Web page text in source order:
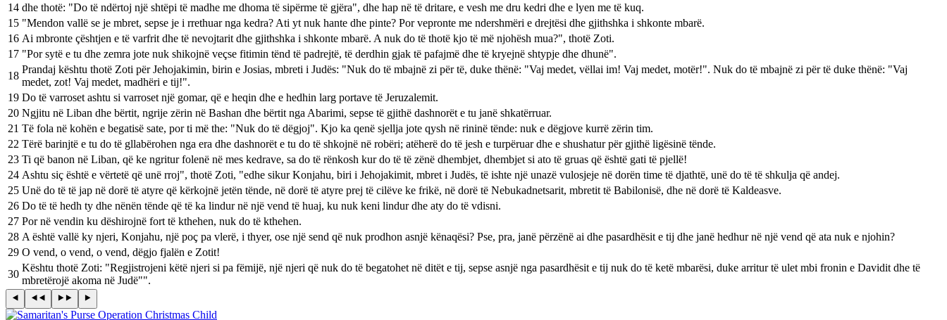
14 dhe thotë: "Do të ndërtoj një shtëpi të madhe me dhoma të sipërme të gjëra", dhe hap në të dritare, e vesh me dru kedri dhe e lyen me të kuq.
15 "Mendon vallë se je mbret, sepse je i rrethuar nga kedra? Ati yt nuk hante dhe pinte? Por vepronte me ndershmëri e drejtësi dhe gjithshka i shkonte mbarë.
16 Ai mbronte çështjen e të varfrit dhe të nevojtarit dhe gjithshka i shkonte mbarë. A nuk do të thotë kjo të më njohësh mua?", thotë Zoti.
17 "Por sytë e tu dhe zemra jote nuk shikojnë veçse fitimin tënd të padrejtë, të derdhin gjak të pafajmë dhe të kryejnë shtypje dhe dhunë".
18
Prandaj kështu thotë Zoti për Jehojakimin, birin e Josias, mbreti i Judës: "Nuk do të mbajnë zi për të, duke thënë: "Vaj medet, vëllai im! Vaj medet, motër!". Nuk do të mbajnë zi për të duke thënë: "Vaj
medet, zot! Vaj medet, madhëri e tij!".
19 Do të varroset ashtu si varroset një gomar, që e heqin dhe e hedhin larg portave të Jeruzalemit.
20 Ngjitu në Liban dhe bërtit, ngrije zërin në Bashan dhe bërtit nga Abarimi, sepse të gjithë dashnorët e tu janë shkatërruar.
21 Të fola në kohën e begatisë sate, por ti më the: "Nuk do të dëgjoj". Kjo ka qenë sjellja jote qysh në rininë tënde: nuk e dëgjove kurrë zërin tim.
22 Tërë barinjtë e tu do të gllabërohen nga era dhe dashnorët e tu do të shkojnë në robëri; atëherë do të jesh e turpëruar dhe e shushatur për gjithë ligësinë tënde.
23 Ti që banon në Liban, që ke ngritur folenë në mes kedrave, sa do të rënkosh kur do të të zënë dhembjet, dhembjet si ato të gruas që është gati të pjellë!
24 Ashtu siç është e vërtetë që unë rroj", thotë Zoti, "edhe sikur Konjahu, biri i Jehojakimit, mbret i Judës, të ishte një unazë vulosjeje në dorën time të djathtë, unë do të të shkulja që andej.
25 Unë do të të jap në dorë të atyre që kërkojnë jetën tënde, në dorë të atyre prej të cilëve ke frikë, në dorë të Nebukadnetsarit, mbretit të Babilonisë, dhe në dorë të Kaldeasve.
26 Do të të hedh ty dhe nënën tënde që të ka lindur në një vend të huaj, ku nuk keni lindur dhe aty do të vdisni.
27 Por në vendin ku dëshirojnë fort të kthehen, nuk do të kthehen.
28 A është vallë ky njeri, Konjahu, një poç pa vlerë, i thyer, ose një send që nuk prodhon asnjë kënaqësi? Pse, pra, janë përzënë ai dhe pasardhësit e tij dhe janë hedhur në një vend që ata nuk e njohin?
29 O vend, o vend, o vend, dëgjo fjalën e Zotit!
30
Kështu thotë Zoti: "Regjistrojeni këtë njeri si pa fëmijë, një njeri që nuk do të begatohet në ditët e tij, sepse asnjë nga pasardhësit e tij nuk do të ketë mbarësi, duke arritur të ulet mbi fronin e Davidit dhe të
mbretërojë akoma në Judë"".